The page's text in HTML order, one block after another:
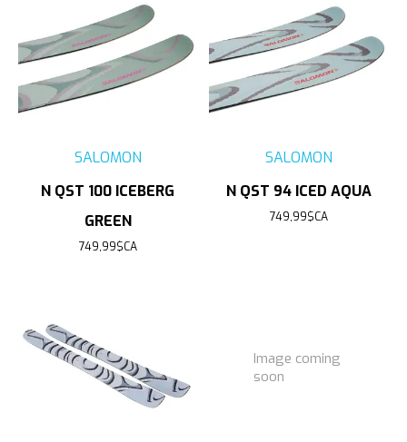
SALOMON
N QST 100 ICEBERG
GREEN
749,99$CA
SALOMON
N QST 94 ICED AQUA
749,99$CA
Image coming
soon